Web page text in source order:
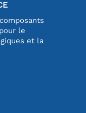
le
et la